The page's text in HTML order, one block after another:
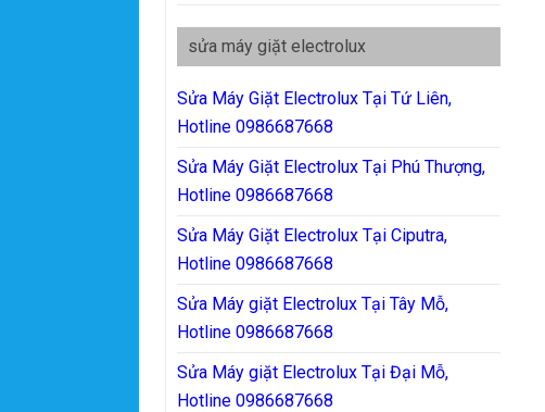
sửa máy giặt electrolux
Sửa Máy Giặt Electrolux Tại Tứ Liên,
Hotline 0986687668
Sửa Máy Giặt Electrolux Tại Phú Thượng,
Hotline 0986687668
Sửa Máy Giặt Electrolux Tại Ciputra,
Hotline 0986687668
Sửa Máy giặt Electrolux Tại Tây Mỗ,
Hotline 0986687668
Sửa Máy giặt Electrolux Tại Đại Mỗ,
Hotline 0986687668